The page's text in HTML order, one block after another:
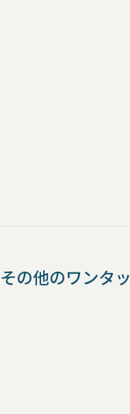
その他のワンタ